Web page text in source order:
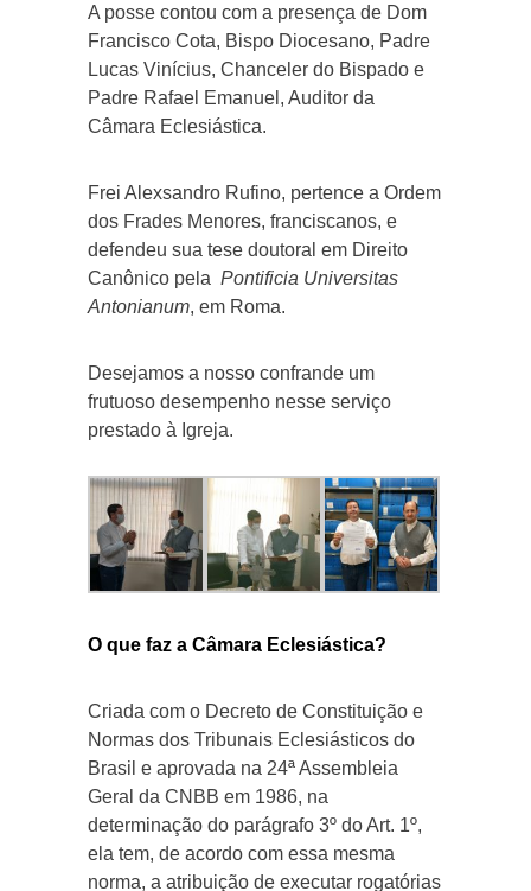
A posse contou com a presença de Dom
Francisco Cota, Bispo Diocesano, Padre
Lucas Vinícius, Chanceler do Bispado e
Padre Rafael Emanuel, Auditor da
Câmara Eclesiástica.
Frei Alexsandro Rufino, pertence a Ordem
dos Frades Menores, franciscanos, e
defendeu sua tese doutoral em Direito
Canônico pela Pontificia Universitas
Antonianum, em Roma.
Desejamos a nosso confrande um
frutuoso desempenho nesse serviço
prestado à Igreja.
O que faz a Câmara Eclesiástica?
Criada com o Decreto de Constituição e
Normas dos Tribunais Eclesiásticos do
Brasil e aprovada na 24ª Assembleia
Geral da CNBB em 1986, na
determinação do parágrafo 3º do Art. 1º,
ela tem, de acordo com essa mesma
norma, a atribuição de executar rogatórias